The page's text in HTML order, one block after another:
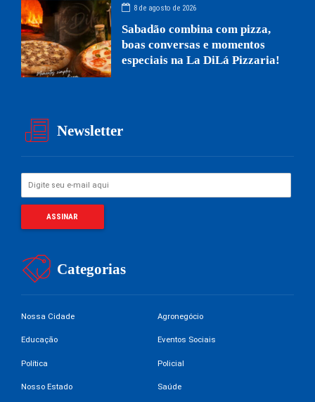
8 de agosto de 2026
Sabadão combina com pizza,
boas conversas e momentos
especiais na La DiLá Pizzaria!
Newsletter
Categorias
Nossa Cidade Agronegócio
Educação Eventos Sociais
Política Policial
Nosso Estado Saúde